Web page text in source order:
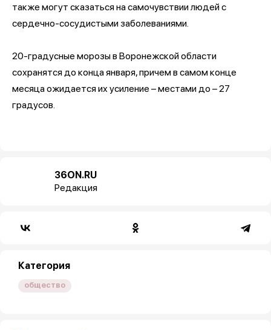
также могут сказаться на самочувствии людей с
сердечно-сосудистыми заболеваниями.
20-градусные морозы в Воронежской области
сохранятся до конца января, причем в самом конце
месяца ожидается их усиление – местами до – 27
градусов.
36ON.RU
Редакция
Категория
общество